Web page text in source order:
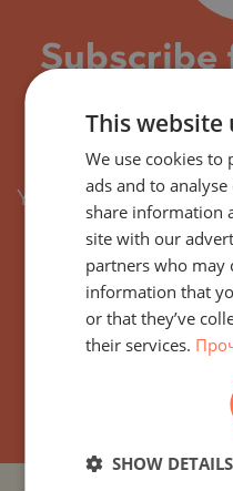
Subscribe
offers
similar
You will receive by
project with
You can easily
preferred
This website
We use cookies to
ads and to
share information
site with our
partners who
information that
or that they’ve
their services.
SHOW DETAILS